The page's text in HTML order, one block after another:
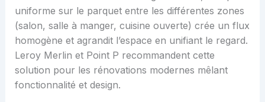
uniforme sur le parquet entre les différentes zones
(salon, salle à manger, cuisine ouverte) crée un flux
homogène et agrandit l’espace en unifiant le regard.
Leroy Merlin et Point P recommandent cette
solution pour les rénovations modernes mêlant
fonctionnalité et design.